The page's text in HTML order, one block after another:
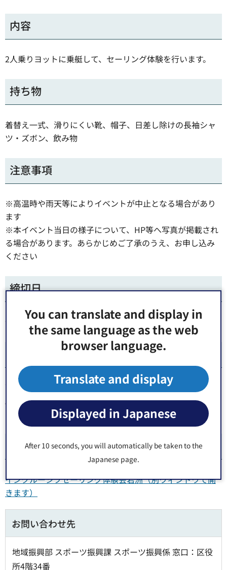
You can translate and display in
the same language as the web
browser language.
Translate and display
Displayed in Japanese
After 10 seconds, you will automatically be taken to the
Japanese page.
内容
2人乗りヨットに乗艇して、セーリング体験を行います。
持ち物
着替え一式、滑りにくい靴、帽子、日差し除けの長袖シャ
ツ・ズボン、飲み物
注意事項
※高温時や雨天等によりイベントが中止となる場合があり
ます
※本イベント当日の様子について、HP等へ写真が掲載され
る場合があります。あらかじめご了承のうえ、お申し込み
ください
締切日
令和8年5月19日（火曜日）必着
下記ホームぺージ内の「申込方法」にしたがって申込をお
願いいたします。
※下記ホームページは5月1日より公開いたします。
ホームページ
インクルーシブセーリング体験会若洲（別ウィンドウで開
きます）
お問い合わせ先
地域振興部 スポーツ振興課 スポーツ振興係 窓口：区役
所4階34番